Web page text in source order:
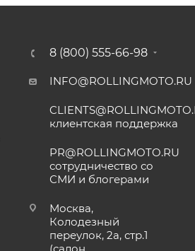
8 (800) 555-66-98
INFO@ROLLINGMOTO.RU
клиентская поддержка
PR@ROLLINGMOTO.RU
сотрудничество со
СМИ и блогерами
Москва,
Колодезный
переулок, 2а, стр.1